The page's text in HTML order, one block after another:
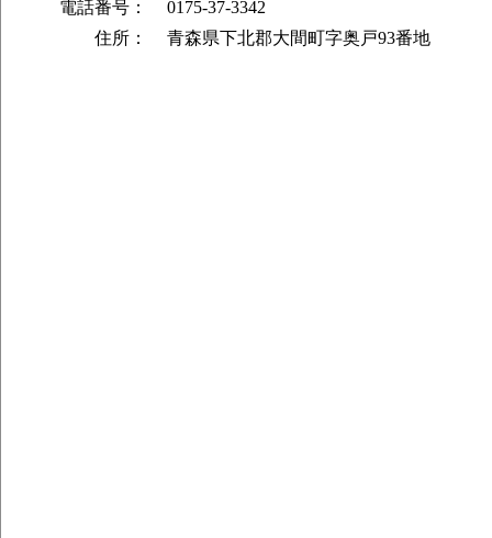
電話番号：
0175-37-3342
住所：
青森県下北郡大間町字奥戸93番地